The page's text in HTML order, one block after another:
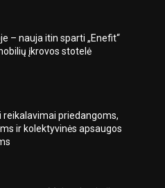
– nauja itin sparti „Enefit“
įkrovos stotelė
reikalavimai priedangoms,
ir kolektyvinės apsaugos